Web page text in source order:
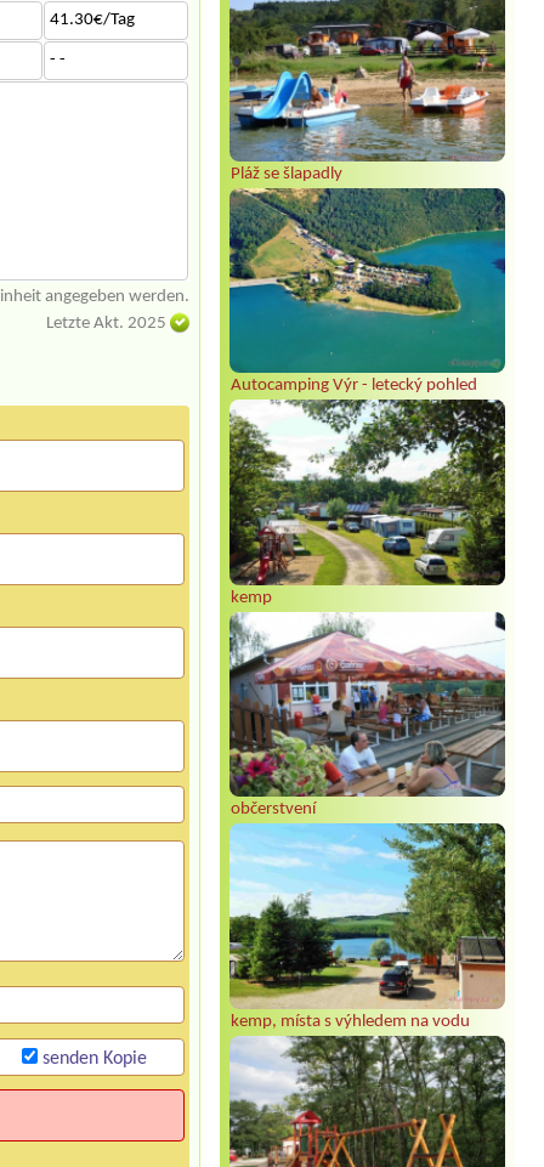
Pláž se šlapadly
Autocamping Výr - letecký pohled
kemp
občerstvení
kemp, místa s výhledem na vodu
41.30€/Tag
- -
angegeben werden.
Letzte Akt. 2025
senden Kopie